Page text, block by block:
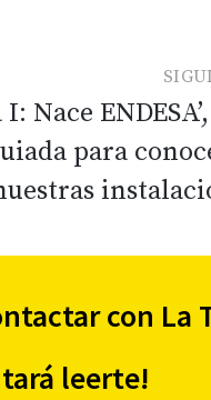
Nace
para
con La
leerte!